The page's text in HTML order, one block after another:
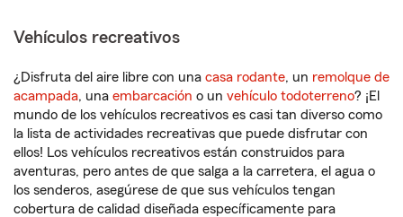
Vehículos recreativos
¿Disfruta del aire libre con una casa rodante, un remolque de
acampada, una embarcación o un vehículo todoterreno? ¡El
mundo de los vehículos recreativos es casi tan diverso como
la lista de actividades recreativas que puede disfrutar con
ellos! Los vehículos recreativos están construidos para
aventuras, pero antes de que salga a la carretera, el agua o
los senderos, asegúrese de que sus vehículos tengan
cobertura de calidad diseñada específicamente para